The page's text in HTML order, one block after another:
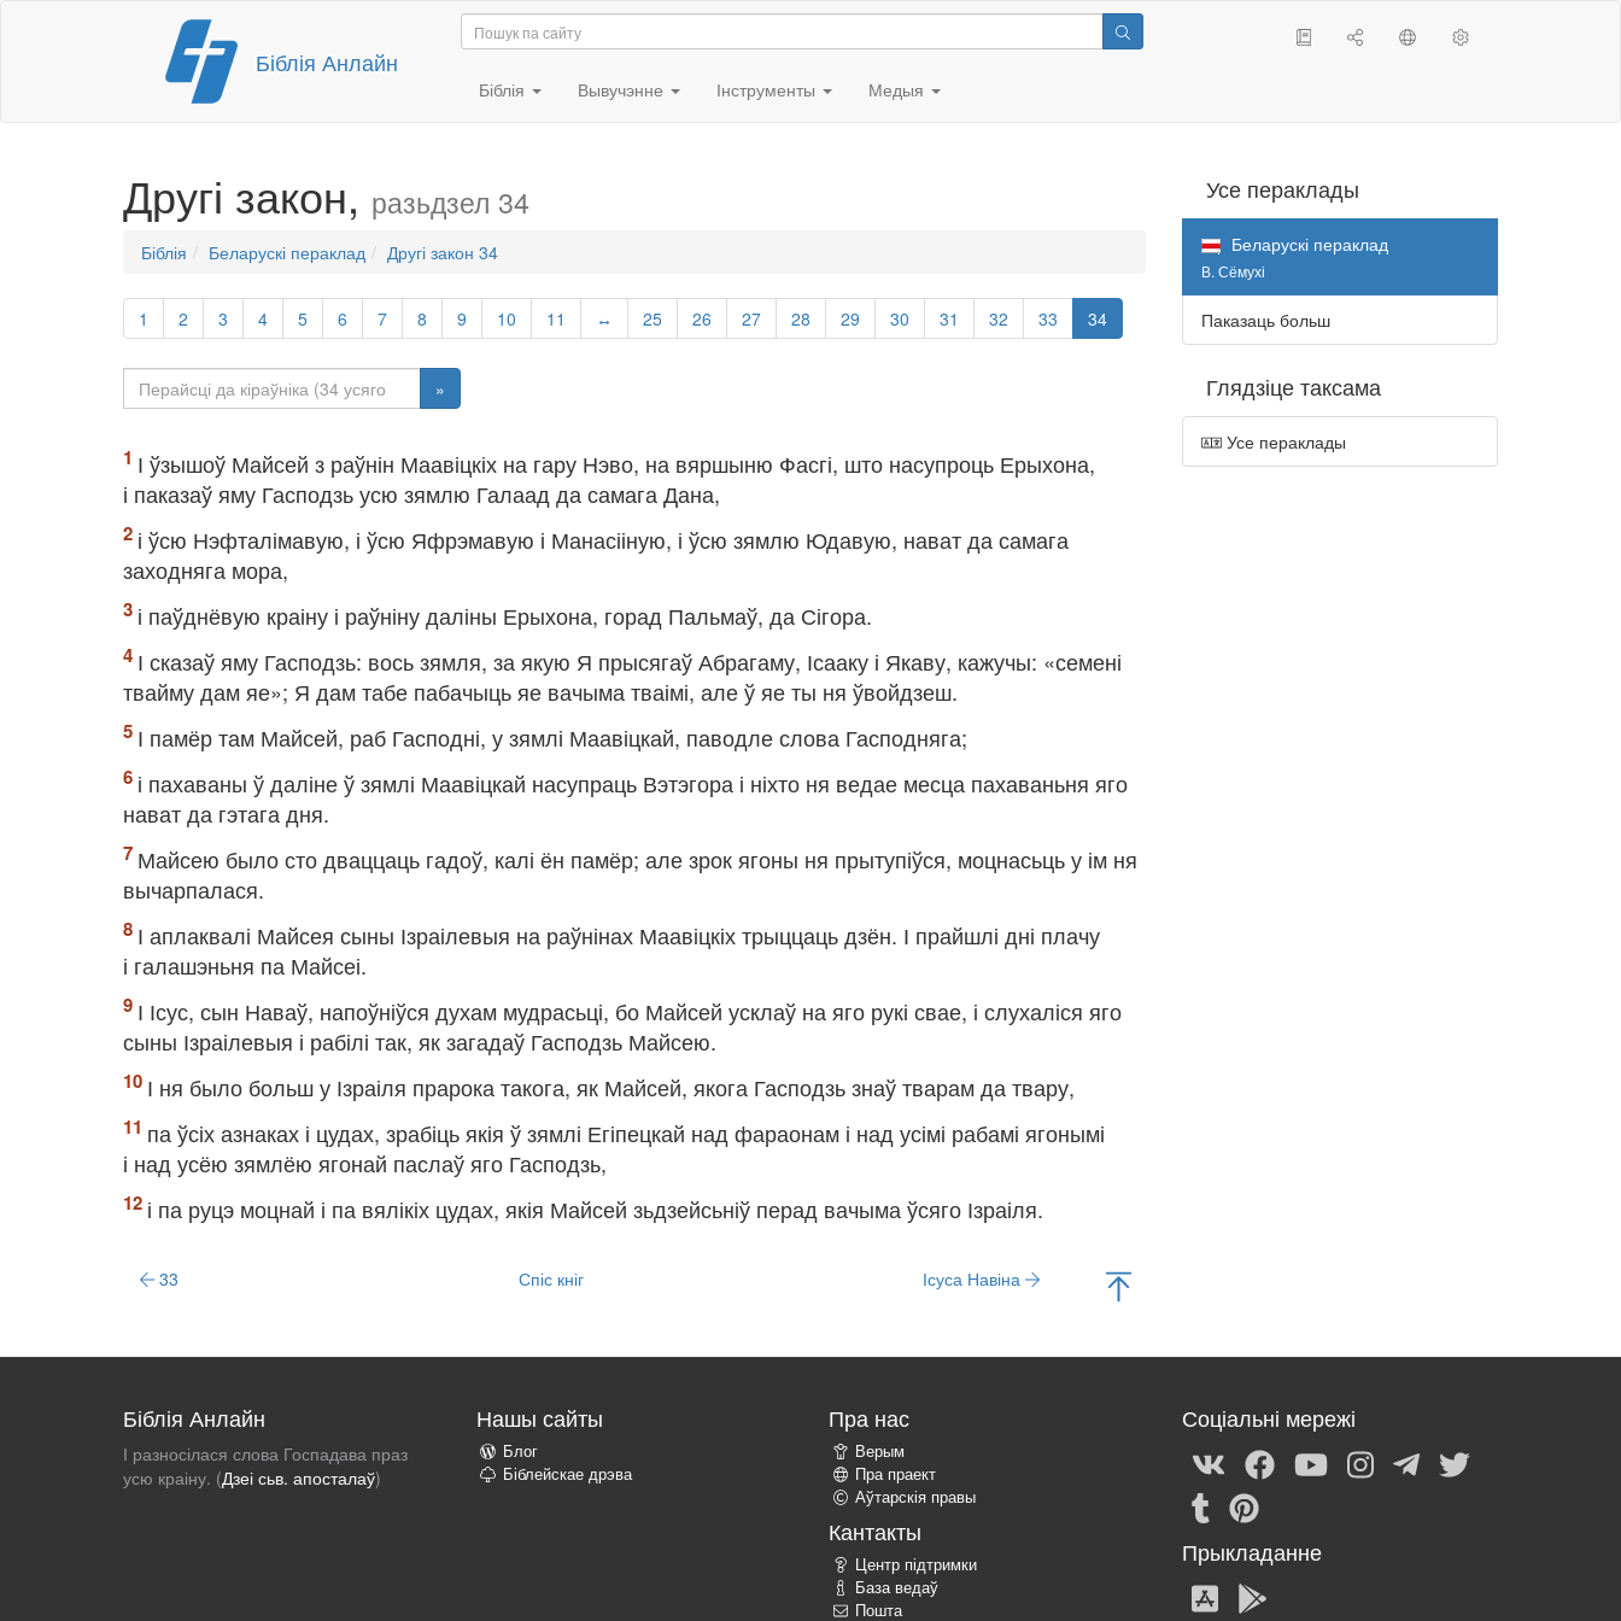
Перайсці
змесціва
Біблія Анлайн
Біблія Вывучэнне Інструменты Медыя
Другі закон, разьдзел 34
Біблія Беларускі пераклад Другі закон 34
1 2 3 4 5 6 7 8 9 10 11 ↔ 25 26 27 28 29 30 31 32 33 34
»
І ўзышоў Майсей з раўнін Маавіцкіх на гару Нэво, на вяршыню Фасгі, што насупроць Ерыхона,
і паказаў яму Гасподзь усю зямлю Галаад да самага Дана,
і ўсю Нэфталімавую, і ўсю Яфрэмавую і Манасііную, і ўсю зямлю Юдавую, нават да самага
заходняга мора,
і паўднёвую краіну і раўніну даліны Ерыхона, горад Пальмаў, да Сігора.
І сказаў яму Гасподзь: вось зямля, за якую Я прысягаў Абрагаму, Ісааку і Якаву, кажучы: «семені
твайму дам яе»; Я дам табе пабачыць яе вачыма тваімі, але ў яе ты ня ўвойдзеш.
І памёр там Майсей, раб Гасподні, у зямлі Маавіцкай, паводле слова Гасподняга;
і пахаваны ў даліне ў зямлі Маавіцкай насупраць Вэтэгора і ніхто ня ведае месца пахаваньня яго
нават да гэтага дня.
Майсею было сто дваццаць гадоў, калі ён памёр; але зрок ягоны ня прытупіўся, моцнасьць у ім ня
вычарпалася.
І аплаквалі Майсея сыны Ізраілевыя на раўнінах Маавіцкіх трыццаць дзён. І прайшлі дні плачу
і галашэньня па Майсеі.
І Ісус, сын Наваў, напоўніўся духам мудрасьці, бо Майсей усклаў на яго рукі свае, і слухаліся яго
сыны Ізраілевыя і рабілі так, як загадаў Гасподзь Майсею.
І ня было больш у Ізраіля прарока такога, як Майсей, якога Гасподзь знаў тварам да твару,
па ўсіх азнаках і цудах, зрабіць якія ў зямлі Егіпецкай над фараонам і над усімі рабамі ягонымі
і над усёю зямлёю ягонай паслаў яго Гасподзь,
і па руцэ моцнай і па вялікіх цудах, якія Майсей зьдзейсьніў перад вачыма ўсяго Ізраіля.
33 Спіс кніг Ісуса Навіна
Усе пераклады
Беларускі пераклад
В. Сёмухі
Паказаць больш
Глядзіце таксама
Усе пераклады
Біблія Анлайн
І разносілася слова Госпадава праз
усю краіну. (Дзеі сьв. апосталаў)
Нашы сайты
Блог
Біблейскае дрэва
Пра нас
Верым
Пра праект
Аўтарскія правы
Кантакты
Центр підтримки
База ведаў
Пошта
Соціальні мережі
Прыкладанне